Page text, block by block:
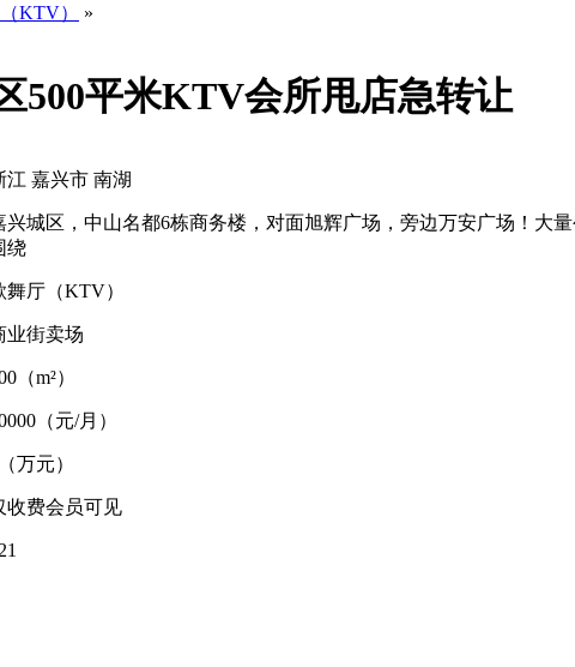
KTV） »
500平米KTV会所甩店急转让
江 嘉兴市 南湖
兴城区，中山名都6栋商务楼，对面旭辉广场，旁边万安广场！大
绕
舞厅（KTV）
业街卖场
（m²）
（元/月）
万元）
收费会员可见